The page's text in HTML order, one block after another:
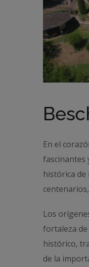
En el
fascinantes
histórica
Los
fortaleza
histórico,
de la